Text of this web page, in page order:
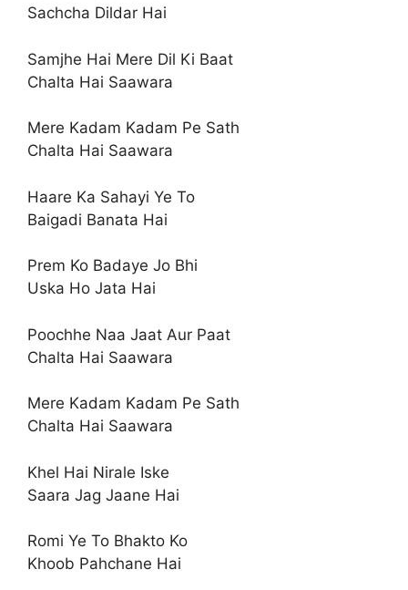
Sachcha Dildar Hai
Samjhe Hai Mere Dil Ki Baat
Chalta Hai Saawara
Mere Kadam Kadam Pe Sath
Chalta Hai Saawara
Haare Ka Sahayi Ye To
Baigadi Banata Hai
Prem Ko Badaye Jo Bhi
Uska Ho Jata Hai
Poochhe Naa Jaat Aur Paat
Chalta Hai Saawara
Mere Kadam Kadam Pe Sath
Chalta Hai Saawara
Khel Hai Nirale Iske
Saara Jag Jaane Hai
Romi Ye To Bhakto Ko
Khoob Pahchane Hai